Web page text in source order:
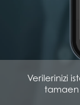
Verilerinizi
tamaen